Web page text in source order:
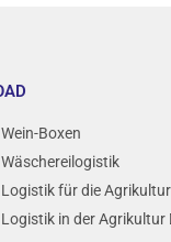
Boxen
für die Agrikultur
in der Agrikultur